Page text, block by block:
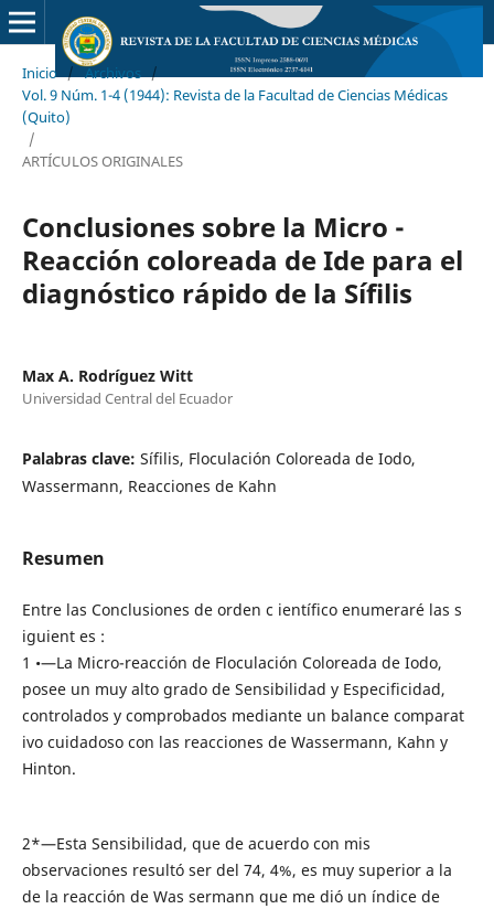
Inicio / Archivos /
Vol. 9 Núm. 1-4 (1944): Revista de la Facultad de Ciencias Médicas
(Quito)
/
ARTÍCULOS ORIGINALES
Conclusiones sobre la Micro -
Reacción coloreada de Ide para el
diagnóstico rápido de la Sífilis
Max A. Rodríguez Witt
Universidad Central del Ecuador
Palabras clave: Sífilis, Floculación Coloreada de Iodo,
Wassermann, Reacciones de Kahn
Resumen
Entre las Conclusiones de orden c ientífico enumeraré las s
iguient es :
1 •—La Micro-reacción de Floculación Coloreada de Iodo,
posee un muy alto grado de Sensibilidad y Especificidad,
controlados y comprobados mediante un balance comparat
ivo cuidadoso con las reacciones de Wassermann, Kahn y
Hinton.
2*—Esta Sensibilidad, que de acuerdo con mis
observaciones resultó ser del 74, 4%, es muy superior a la
de la reacción de Was sermann que me dió un índice de